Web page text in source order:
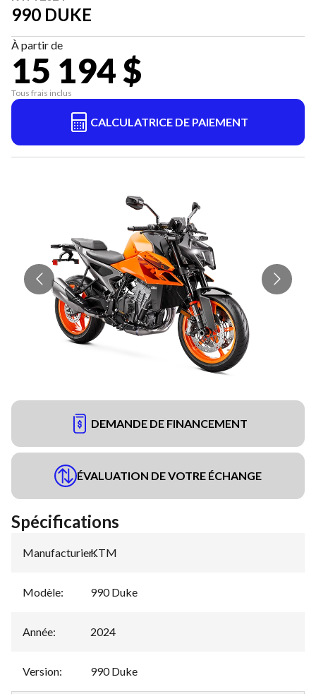
990 DUKE
À partir de
15 194 $
Tous frais inclus
CALCULATRICE DE PAIEMENT
DEMANDE DE FINANCEMENT
ÉVALUATION DE VOTRE ÉCHANGE
Spécifications
Manufacturier:
KTM
Modèle: 990 Duke
Année: 2024
Version: 990 Duke